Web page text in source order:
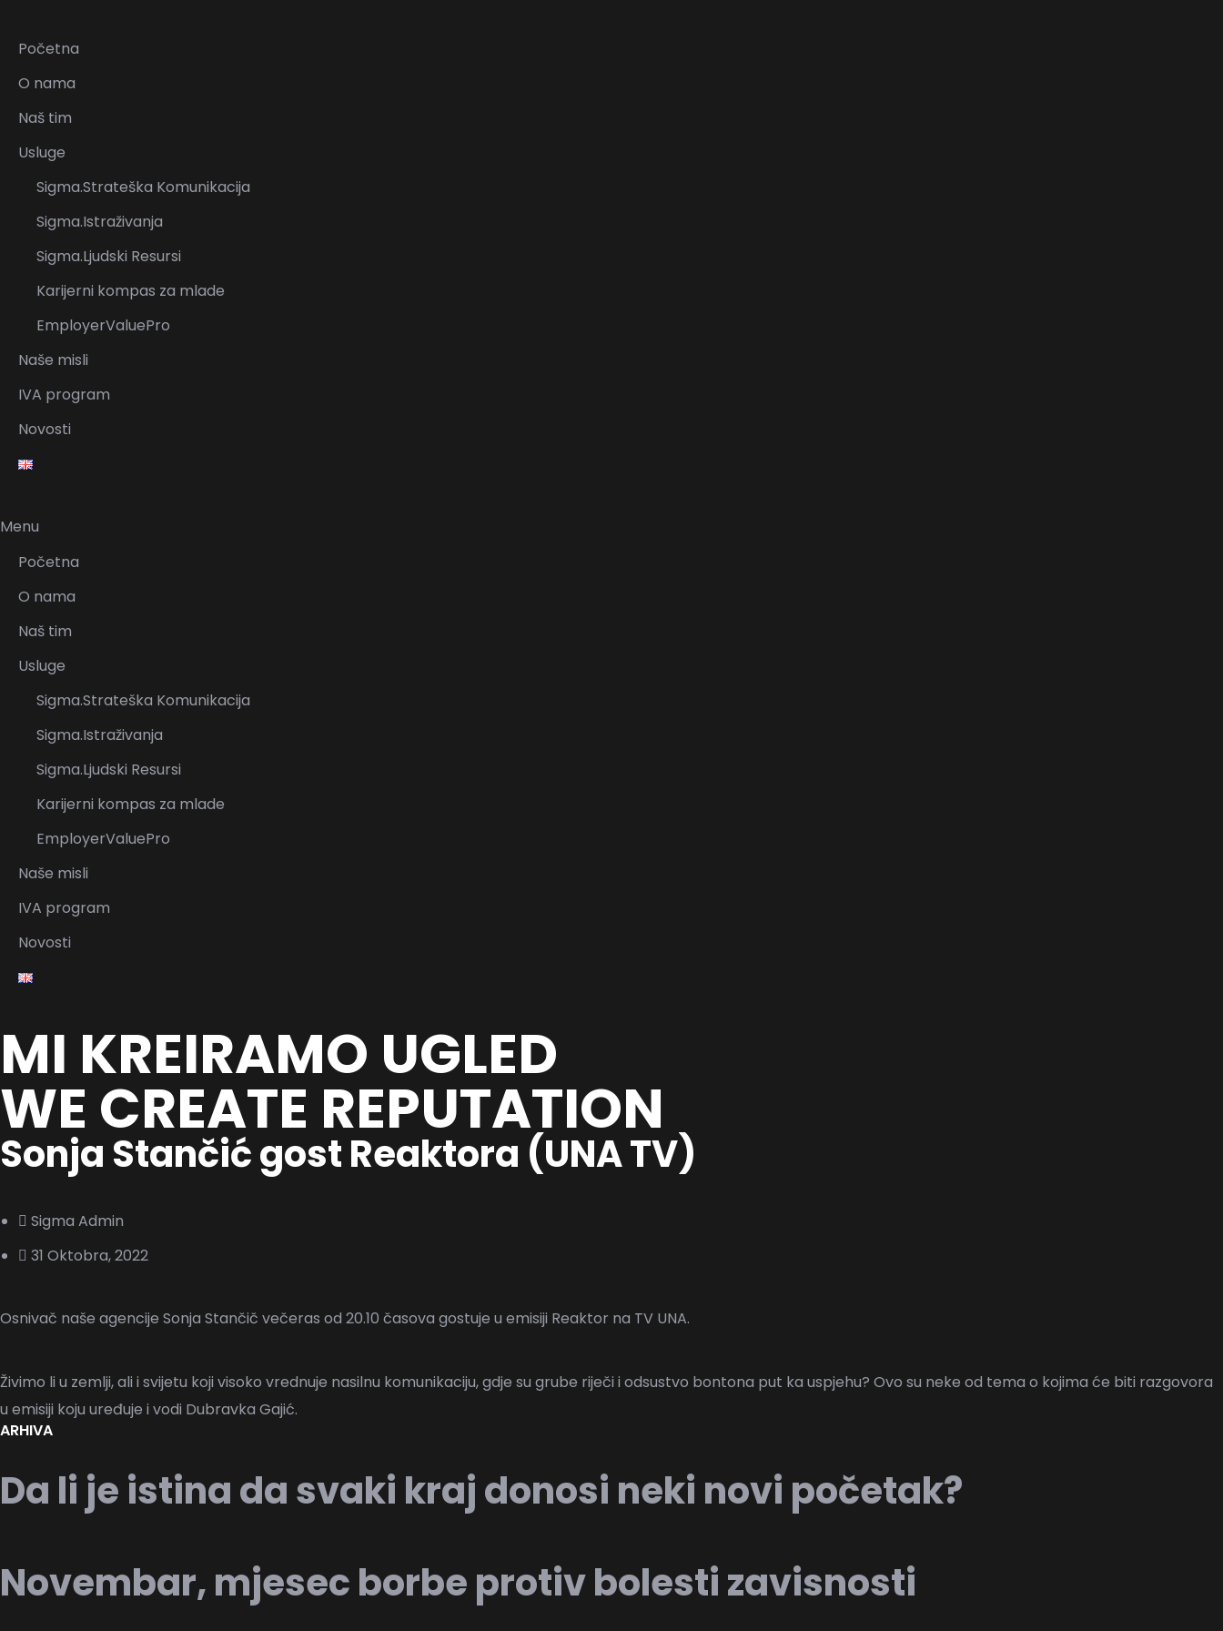
Početna
O nama
Naš tim
Usluge
Sigma.Strateška Komunikacija
Sigma.Istraživanja
Sigma.Ljudski Resursi
Karijerni kompas za mlade
EmployerValuePro
Naše misli
IVA program
Novosti
Menu
Početna
O nama
Naš tim
Usluge
Sigma.Strateška Komunikacija
Sigma.Istraživanja
Sigma.Ljudski Resursi
Karijerni kompas za mlade
EmployerValuePro
Naše misli
IVA program
Novosti
MI KREIRAMO UGLED
WE CREATE REPUTATION
Sonja Stančić gost Reaktora (UNA TV)
Sigma Admin
31 Oktobra, 2022
Osnivač naše agencije Sonja Stančič večeras od 20.10 časova gostuje u emisiji Reaktor na TV UNA.
Živimo li u zemlji, ali i svijetu koji visoko vrednuje nasilnu komunikaciju, gdje su grube riječi i odsustvo bontona put ka uspjehu? Ovo su neke od tema o kojima će biti razgovora
u emisiji koju uređuje i vodi Dubravka Gajić.
ARHIVA
Da li je istina da svaki kraj donosi neki novi početak?
Novembar, mjesec borbe protiv bolesti zavisnosti